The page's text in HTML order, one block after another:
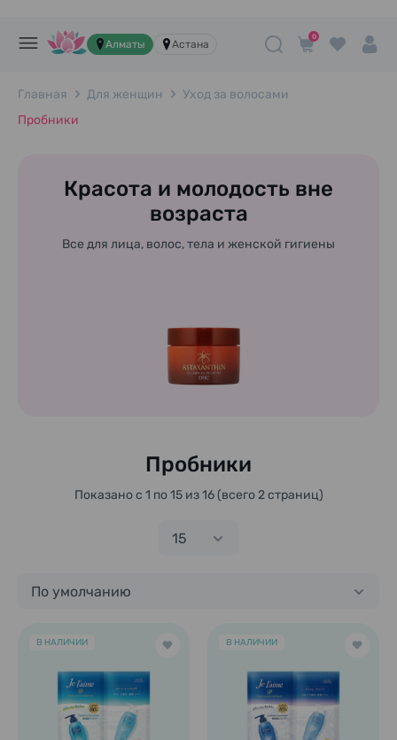
Алматы Астана
0
Главная Для женщин
Уход за волосами
Пробники
Красота и молодость вне
возраста
Все для лица, волос, тела и женской гигиены
Пробники
Показано с 1 по 15 из 16 (всего 2 страниц)
15
По умолчанию
В НАЛИЧИИ В НАЛИЧИИ